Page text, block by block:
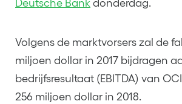
Deutsche Bank donderdag.
Volgens de marktvorsers zal de
miljoen dollar in 2017 bijdragen
bedrijfsresultaat (EBITDA) van
256 miljoen dollar in 2018.